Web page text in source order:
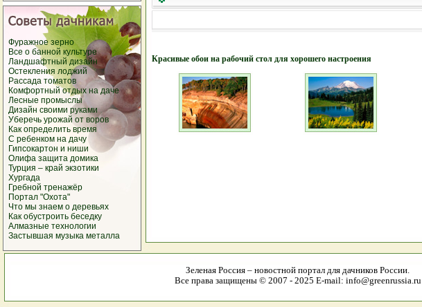
Фуражное зерно
Все о банной культуре
Ландшафтный дизайн
Остекления лоджий
Рассада томатов
Комфортный отдых на даче
Лесные промыслы
Дизайн своими руками
Уберечь урожай от воров
Как определить время
С ребенком на дачу
Гипсокартон и ниши
Олифа защита домика
Турция – край экзотики
Хургада
Гребной тренажёр
Портал "Охота"
Что мы знаем о деревьях
Как обустроить беседку
Алмазные технологии
Застывшая музыка металла
Красивые обои на рабочий стол для хорошего настроения
Зеленая Россия – новостной портал для дачников России.
Все права защищены © 2007 - 2025 E-mail: info@greenrussia.ru